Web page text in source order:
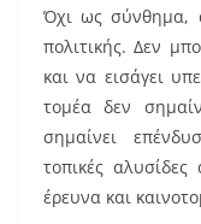
Όχι ως σύνθημα,
πολιτικής. Δεν
και να εισάγει
τομέα δεν
σημαίνει
τοπικές
έρευνα και